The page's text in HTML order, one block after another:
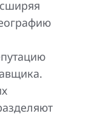
событиях
токов